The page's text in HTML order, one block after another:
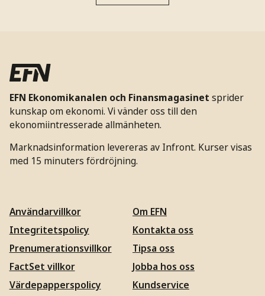
EFN Ekonomikanalen och Finansmagasinet sprider
kunskap om ekonomi. Vi vänder oss till den
ekonomiintresserade allmänheten.
Marknadsinformation levereras av Infront. Kurser visas
med 15 minuters fördröjning.
Användarvillkor
Integritetspolicy
Prenumerationsvillkor
FactSet villkor
Värdepapperspolicy
Om EFN
Kontakta oss
Tipsa oss
Jobba hos oss
Kundservice